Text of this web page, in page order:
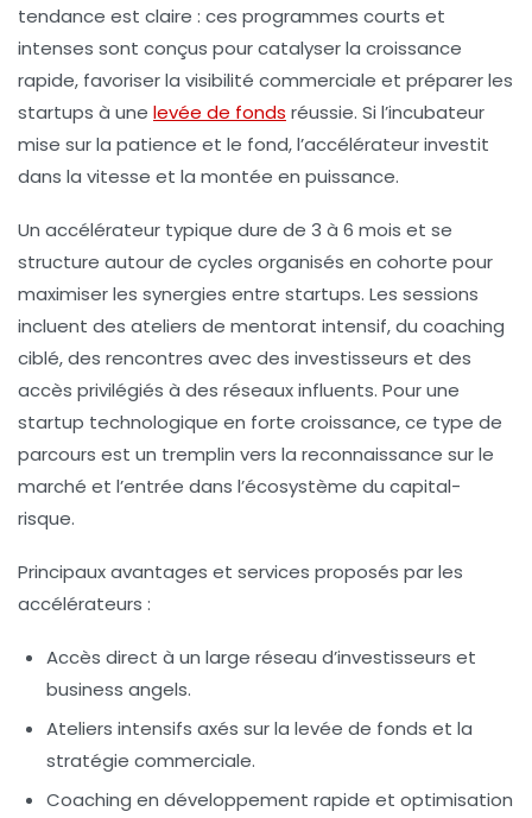
tendance est claire : ces programmes courts et
intenses sont conçus pour catalyser la croissance
rapide, favoriser la visibilité commerciale et préparer les
startups à une levée de fonds réussie. Si l’incubateur
mise sur la patience et le fond, l’accélérateur investit
dans la vitesse et la montée en puissance.
Un accélérateur typique dure de 3 à 6 mois et se
structure autour de cycles organisés en cohorte pour
maximiser les synergies entre startups. Les sessions
incluent des ateliers de mentorat intensif, du coaching
ciblé, des rencontres avec des investisseurs et des
accès privilégiés à des réseaux influents. Pour une
startup technologique en forte croissance, ce type de
parcours est un tremplin vers la reconnaissance sur le
marché et l’entrée dans l’écosystème du capital-
risque.
Principaux avantages et services proposés par les
accélérateurs :
Accès direct à un large réseau d’investisseurs et
business angels.
Ateliers intensifs axés sur la levée de fonds et la
stratégie commerciale.
Coaching en développement rapide et optimisation